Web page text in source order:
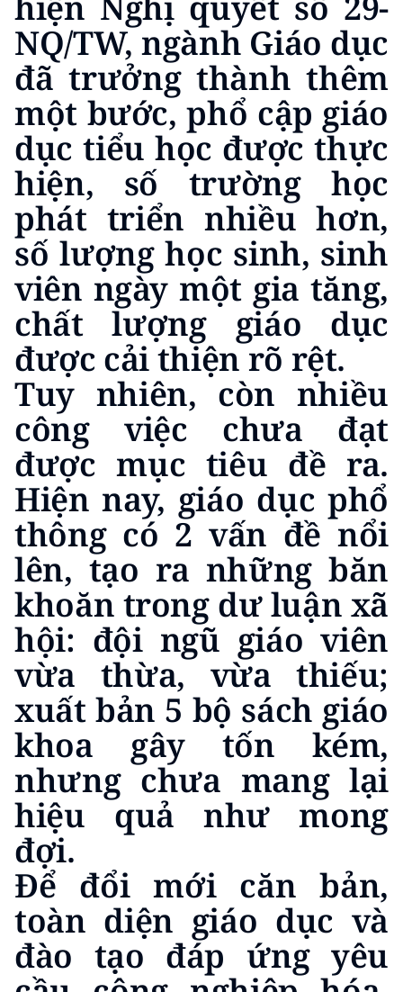
ENGLISH
中文
FRANÇAIS
РУССКИЙ
ESPAÑOL
한국어
NQ/TW, ngành Giáo dục
đã trưởng thành thêm
một bước, phổ cập giáo
dục tiểu học được thực
hiện, số trường học
phát triển nhiều hơn,
số lượng học sinh, sinh
viên ngày một gia tăng,
chất lượng giáo dục
được cải thiện rõ rệt.
Tuy nhiên, còn nhiều
công việc chưa đạt
được mục tiêu đề ra.
Hiện nay, giáo dục phổ
thông có 2 vấn đề nổi
lên, tạo ra những băn
khoăn trong dư luận xã
hội: đội ngũ giáo viên
vừa thừa, vừa thiếu;
xuất bản 5 bộ sách giáo
khoa gây tốn kém,
nhưng chưa mang lại
hiệu quả như mong
đợi.
Để đổi mới căn bản,
toàn diện giáo dục và
đào tạo đáp ứng yêu